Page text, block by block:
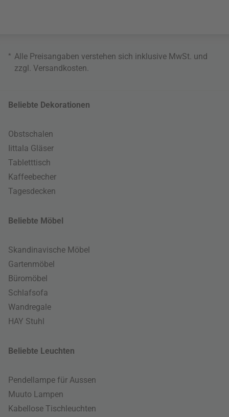
* Alle Preisangaben verstehen sich inklusive MwSt. und
zzgl. Versandkosten
Beliebte Dekorationen
Obstschalen
Iittala Gläser
Tabletttisch
Kaffeebecher
Tagesdecken
Beliebte Möbel
Skandinavische Möbel
Gartenmöbel
Büromöbel
Schlafsofa
Wandregale
HAY Stuhl
Beliebte Leuchten
Pendellampe für Aussen
Muuto Lampen
Kabellose Tischleuchten